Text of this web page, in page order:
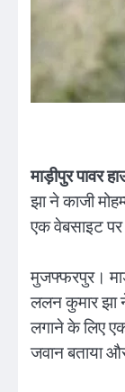
माड़ीपुर पावर
झा ने काजी
एक वेबसाइट पर
मुजफ्फरपुर।
ललन कुमार झा
लगाने के लिए
जवान बताया